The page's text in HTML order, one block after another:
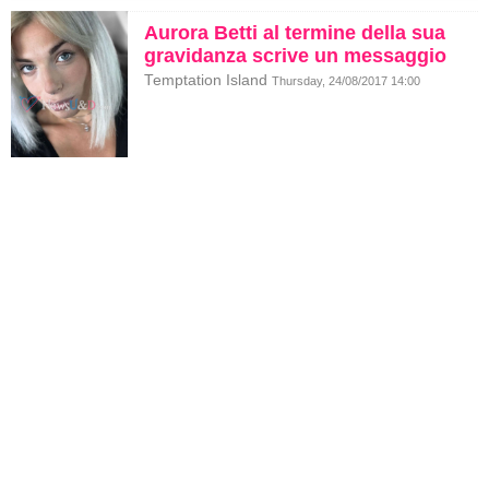
Aurora Betti al termine della sua
gravidanza scrive un messaggio
Temptation Island Thursday, 24/08/2017 14:00